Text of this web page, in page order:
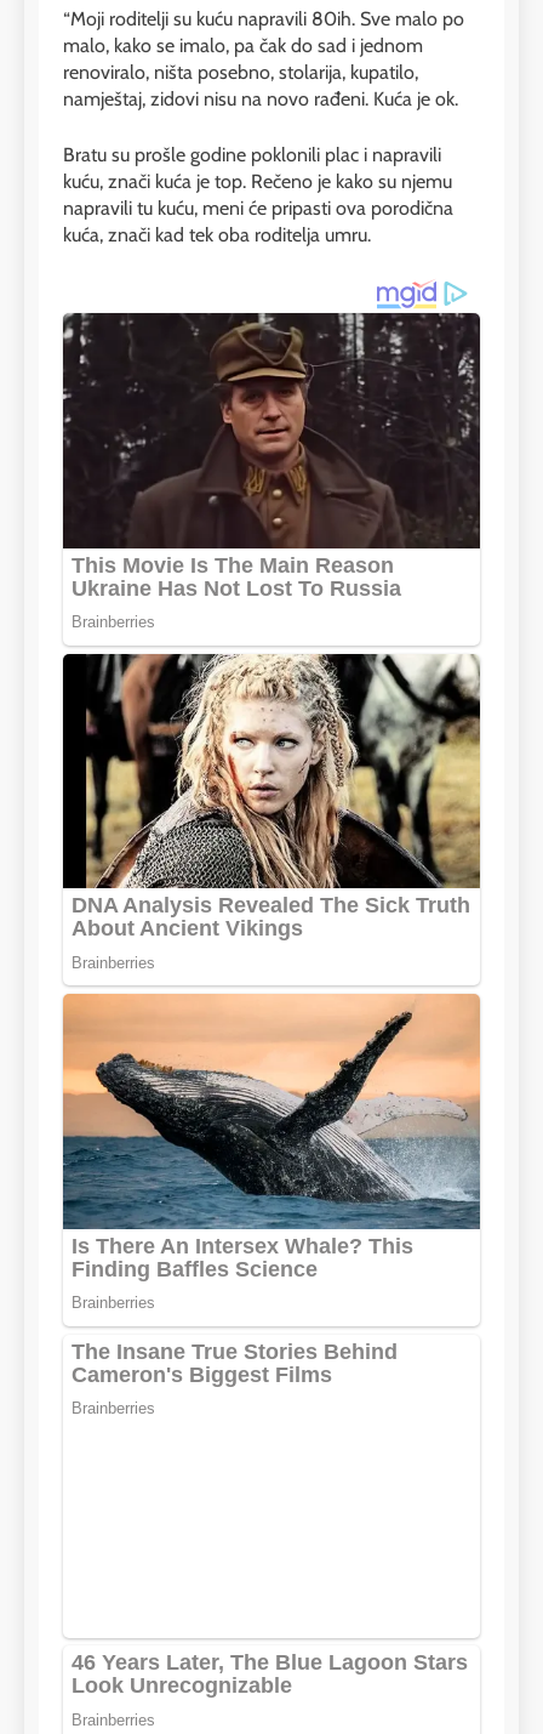
“Moji roditelji su kuću napravili 80ih. Sve malo po
malo, kako se imalo, pa čak do sad i jednom
renoviralo, ništa posebno, stolarija, kupatilo,
namještaj, zidovi nisu na novo rađeni. Kuća je ok.
Bratu su prošle godine poklonili plac i napravili
kuću, znači kuća je top. Rečeno je kako su njemu
napravili tu kuću, meni će pripasti ova porodična
kuća, znači kad tek oba roditelja umru.